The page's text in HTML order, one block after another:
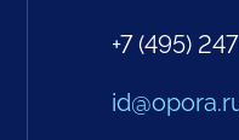
+7 (495)